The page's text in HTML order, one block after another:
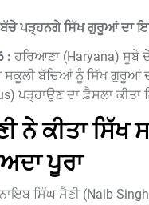
ਪੜ੍ਹਨਗੇ ਸਿੱਖ ਗੁਰੂਆਂ ਦਾ
: ਹਰਿਆਣਾ (Haryana) ਸੂਬੇ
ਸਕੂਲੀ ਬੱਚਿਆਂ ਨੂੰ ਸਿੱਖ ਗੁਰੂਆਂ
ਪੜ੍ਹਾਉਣ ਦਾ ਫ਼ੈਸਲਾ ਕੀਤਾ
ਨੇ ਕੀਤਾ ਸਿੱਖ
ਪੂਰਾ
ਸਿੰਘ ਸੈਣੀ (Naib